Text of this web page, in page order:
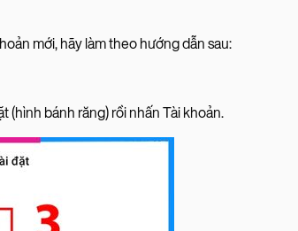
mới, hãy làm theo hướng dẫn sau:
(hình bánh răng) rồi nhấn Tài khoản.